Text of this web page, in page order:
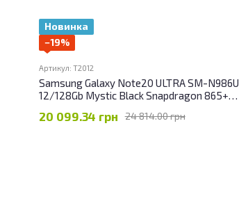
Новинка
−19%
Артикул: T2012
Samsung Galaxy Note20 ULTRA SM-N986U
12/128Gb Mystic Black Snapdragon 865+
24 814.00 грн
20 099.34 грн